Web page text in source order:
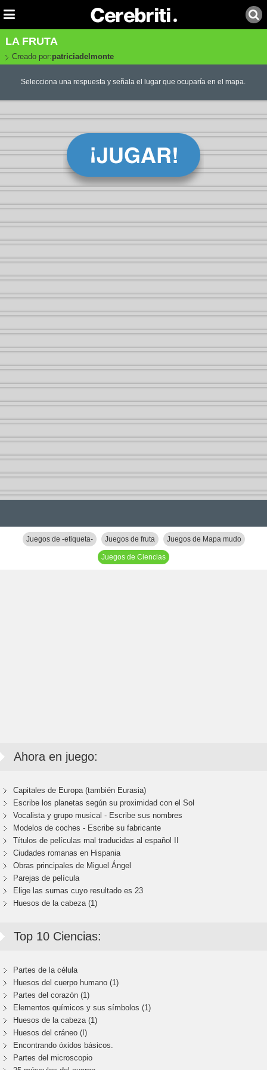
LA FRUTA
Creado por:patriciadelmonte
Selecciona una respuesta y señala el lugar que ocuparía en el mapa.
Juegos de -etiqueta- Juegos de fruta Juegos de Mapa mudo
Juegos de Ciencias
Ahora en juego:
Capitales de Europa (también Eurasia)
Escribe los planetas según su proximidad con el Sol
Vocalista y grupo musical - Escribe sus nombres
Modelos de coches - Escribe su fabricante
Títulos de películas mal traducidas al español II
Ciudades romanas en Hispania
Obras principales de Miguel Ángel
Parejas de película
Elige las sumas cuyo resultado es 23
Huesos de la cabeza (1)
Top 10 Ciencias:
Partes de la célula
Huesos del cuerpo humano (1)
Partes del corazón (1)
Elementos químicos y sus símbolos (1)
Huesos de la cabeza (1)
Huesos del cráneo (I)
Encontrando óxidos básicos.
Partes del microscopio